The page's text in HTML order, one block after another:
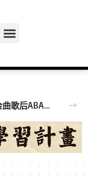
全民同樂 打狗祭三大免費舞台20組藝人 金曲歌后ABAO阿爆、布拉瑞揚舞團熱力引爆